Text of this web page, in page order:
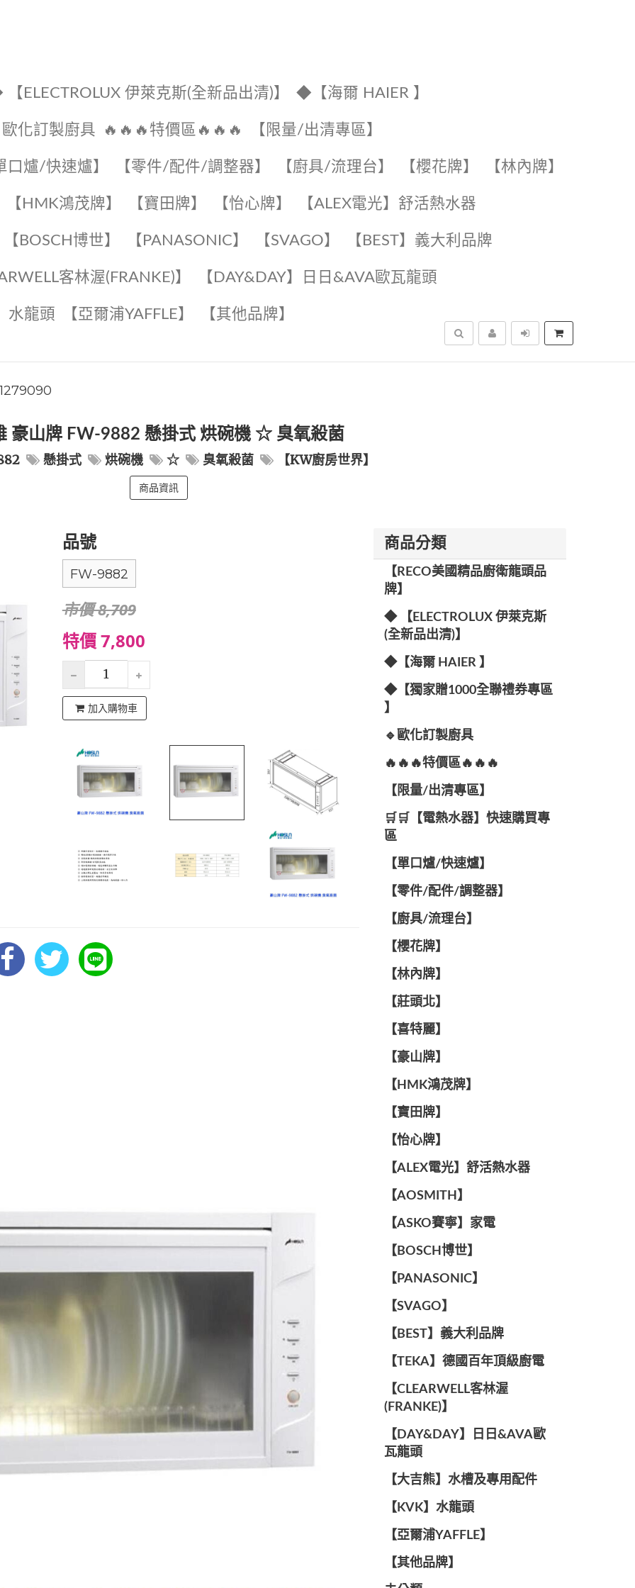
ELECTROLUX 伊萊克斯(全新品出清)】 ◆【海爾 HAIER 】
化訂製廚具 🔥🔥🔥特價區🔥🔥🔥 【限量/出清專區】
口爐/快速爐】 【零件/配件/調整器】 【廚具/流理台】 【櫻花牌】 【林內牌】
【HMK鴻茂牌】 【寶田牌】 ️【怡心牌】️ ️️【ALEX電光】舒活熱水器️️
【BOSCH博世】 ️【PANASONIC】️ ️【SVAGO】️ ️【BEST】️義大利品牌
客林渥(FRANKE)】️ ️【DAY&DAY】️日日&AVA歐瓦龍頭
水龍頭️ 【亞爾浦YAFFLE】 ️【其他品牌】️
搜尋
豪山牌 FW-9882 懸掛式 烘碗機 ☆ 臭氧殺菌
懸掛式 烘碗機 ☆ 臭氧殺菌 【KW廚房世界】
商品資訊
品號
FW-9882
市價 8,709
特價 7,800
加入購物車
商品分類
【RECO美國精品廚衛龍頭品
牌】
◆ 【ELECTROLUX 伊萊克斯
(全新品出清)】
◆【海爾 HAIER 】
◆【獨家贈1000全聯禮券專區
】
🔹歐化訂製廚具
🔥🔥🔥特價區🔥🔥🔥
【限量/出清專區】
🛒🛒【電熱水器】快速購買專
區
【單口爐/快速爐】
【零件/配件/調整器】
【廚具/流理台】
【櫻花牌】
【林內牌】
【莊頭北】
【喜特麗】
【豪山牌】
【HMK鴻茂牌】
【寶田牌】
️【怡心牌】️
️️【ALEX電光】舒活熱水器️️
【AOSMITH】
【ASKO賽寧】家電
【BOSCH博世】
️【PANASONIC】️
️【SVAGO】️
️【BEST】️義大利品牌
️【TEKA】️德國百年頂級廚電
️【CLEARWELL客林渥
(FRANKE)】️
️【DAY&DAY】️日日&AVA歐
瓦龍頭
【大吉熊】水槽及專用配件
️【KVK】水龍頭️
【亞爾浦YAFFLE】
️【其他品牌】️